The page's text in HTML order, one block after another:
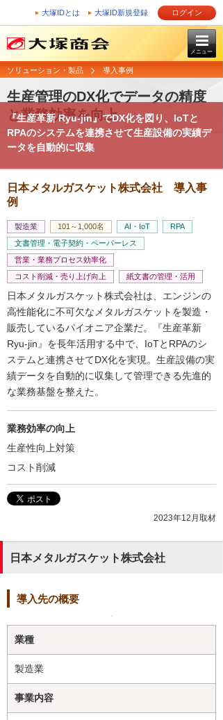
大塚IDとは 大塚ID新規登録 ログイン
メニュー
ソリューション・製品 導入事例
生産管理のDX化でデータの精度
と業務効率を向上
『生産革新 Ryu-jin』でDX化を図り、IoTと
RPAのシステムを連携させて生産設備の実績デ
ータを自動的に収集
日本メタルガスケット株式会社 導入事
例
製造業 101～1,000名 AI・IoT
RPA
文書管理・電子契約・ペーパーレス
営業・業務プロセス効率化
コスト削減・売り上げ向上
紙文書の管理・活用
日本メタルガスケット株式会社は、エンジンの
高性能化に不可欠なメタルガスケットを製造・
販売しているパイオニア企業だ。『生産革新
Ryu-jin』を長年活用する中で、IoTとRPAのシ
ステムと連携させてDX化を実現。生産設備の実
績データを自動的に収集して管理できる先進的
な業務基盤を整えた。
業務効率の向上
生産性向上対策
コスト削減
2023年12月取材
日本メタルガスケット株式会社
導入先の概要
業種
製造業
事業内容